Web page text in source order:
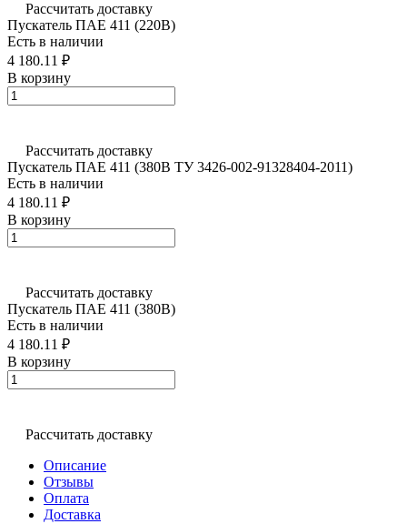
Рассчитать доставку
Пускатель ПАЕ 411 (220В)
Есть в наличии
4 180.11 ₽
В корзину
Рассчитать доставку
Пускатель ПАЕ 411 (380В ТУ 3426-002-91328404-2011)
Есть в наличии
4 180.11 ₽
В корзину
Рассчитать доставку
Пускатель ПАЕ 411 (380В)
Есть в наличии
4 180.11 ₽
В корзину
Рассчитать доставку
Описание
Отзывы
Оплата
Доставка